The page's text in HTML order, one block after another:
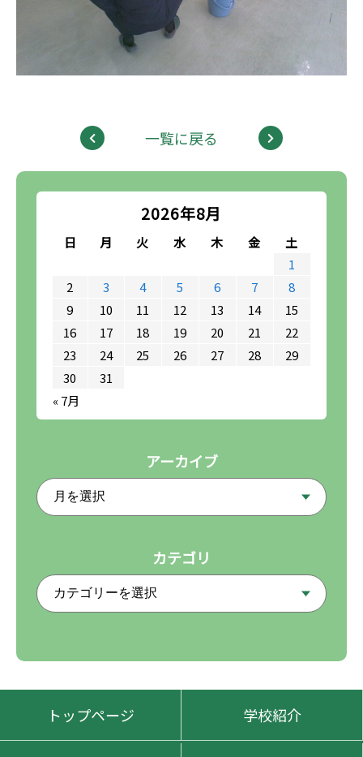
2026年8月
日 月 火 水 木 金
土
1
2
3 4 5 6 7
8
9
10 11 12 13 14
15
16
17 18 19 20 21
22
23
24 25 26 27 28
29
30
31
« 7月
アーカイブ
カテゴリ
一覧に戻る
トップページ 学校紹介